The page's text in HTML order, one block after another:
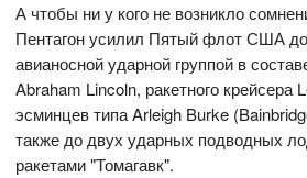
А чтобы ни у кого не возникло
Пентагон усилил Пятый флот США
авианосной ударной группой в
Abraham Lincoln, ракетного крейсера
эсминцев типа Arleigh Burke
также до двух ударных подводных
ракетами "Томагавк".